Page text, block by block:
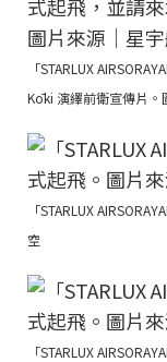
「STARLUX
Kōki 演繹前衛宣傳片。
「STARLUX
空
「STARLUX